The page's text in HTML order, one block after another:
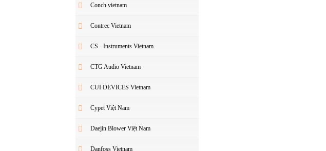
Conch vietnam
Contrec Vietnam
CS - Instruments Vietnam
CTG Audio Vietnam
CUI DEVICES Vietnam
Cypet Việt Nam
Daejin Blower Việt Nam
Danfoss Vietnam